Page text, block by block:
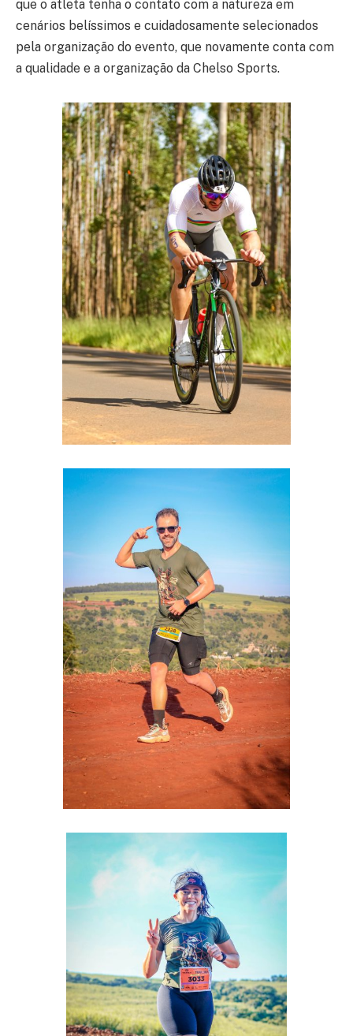
que o atleta tenha o contato com a natureza em
cenários belíssimos e cuidadosamente selecionados
pela organização do evento, que novamente conta com
a qualidade e a organização da Chelso Sports.